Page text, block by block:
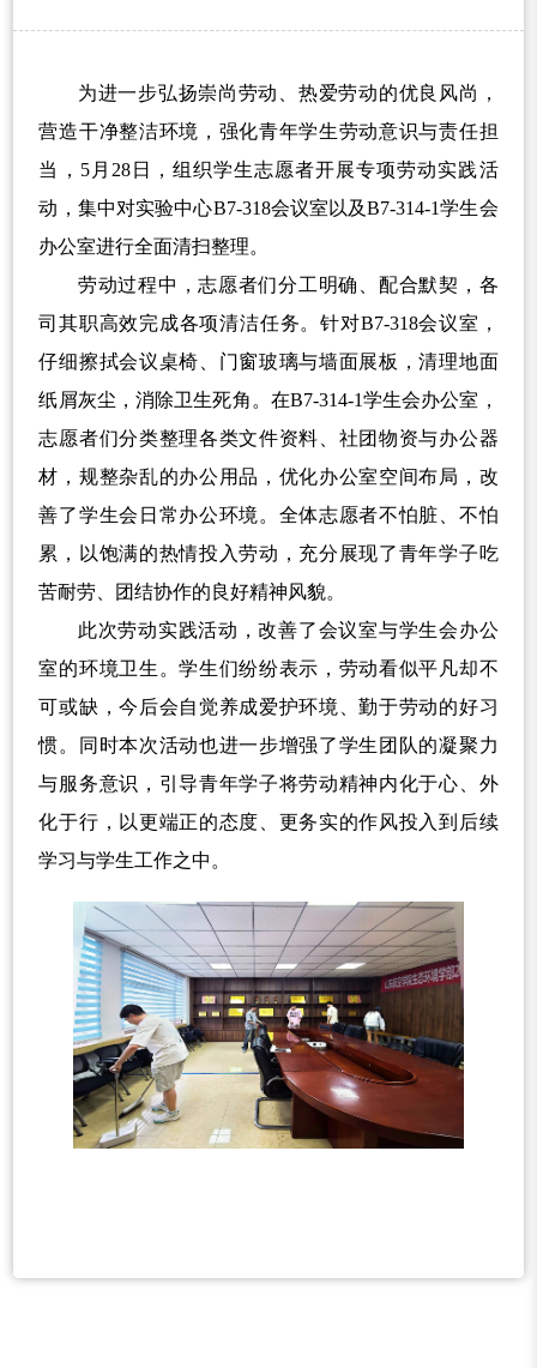
为进一步弘扬崇尚劳动、热爱劳动的优良风尚，
营造干净整洁环境，强化青年学生劳动意识与责任担
当， 5月 28日，组织学生志愿者开展专项劳动实践活
动，集中对实验中心B7-318会议室以及B7-314-1学生会
办公室进行全面清扫整理。
劳动过程中，志愿者们分工明确、配合默契，各
司其职高效完成各项清洁任务。针对B7-318会议室 ，
仔细擦拭会议桌椅、门窗玻璃与墙面展板，清理地面
纸屑灰尘，消除卫生死角。在B7-314-1学生会办公室，
志愿者们分类整理各类文件资料、社团物资与办公器
材，规整杂乱的办公用品，优化办公室空间布局，改
善了学生会日常办公环境。全体志愿者不怕脏、不怕
累，以饱满的热情投入劳动，充分展现了青年学子吃
苦耐劳、团结协作的良好精神风貌。
此次劳动实践活动，改善了会议室与学生会办公
室的环境卫生。学生们纷纷表示，劳动看似平凡却不
可或缺，今后会自觉养成爱护环境、勤于劳动的好习
惯。同时本次活动也进一步增强了学生团队的凝聚力
与服务意识，引导青年学子将劳动精神内化于心、外
化于行，以更端正的态度、更务实的作风投入到后续
学习与学生工作之中。